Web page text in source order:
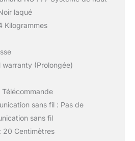
laqué
Kilogrammes
(Prolongée)
sans fil : Pas de
sans fil
20 Centimètres